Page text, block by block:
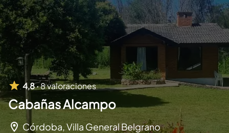
4,8 ·8 valoraciones
Cabañas Alcampo
Córdoba, Villa General Belgrano